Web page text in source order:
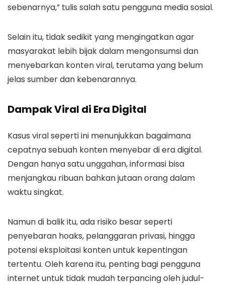
sebenarnya,” tulis salah satu pengguna media sosial.
Selain itu, tidak sedikit yang mengingatkan agar
masyarakat lebih bijak dalam mengonsumsi dan
menyebarkan konten viral, terutama yang belum
jelas sumber dan kebenarannya.
Dampak Viral di Era Digital
Kasus viral seperti ini menunjukkan bagaimana
cepatnya sebuah konten menyebar di era digital.
Dengan hanya satu unggahan, informasi bisa
menjangkau ribuan bahkan jutaan orang dalam
waktu singkat.
Namun di balik itu, ada risiko besar seperti
penyebaran hoaks, pelanggaran privasi, hingga
potensi eksploitasi konten untuk kepentingan
tertentu. Oleh karena itu, penting bagi pengguna
internet untuk tidak mudah terpancing oleh judul-